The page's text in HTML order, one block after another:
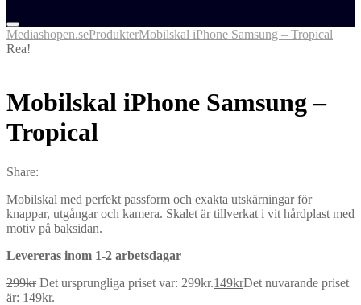
Mediashopen.seProdukterMobilskal iPhone Samsung – Tropical
Rea!
Mobilskal iPhone Samsung –
Tropical
Share:
Mobilskal med perfekt passform och exakta utskärningar för
knappar, utgångar och kamera. Skalet är tillverkat i vit hårdplast med
motiv på baksidan.
Levereras inom 1-2 arbetsdagar
299kr Det ursprungliga priset var: 299kr.149krDet nuvarande priset
är: 149kr.